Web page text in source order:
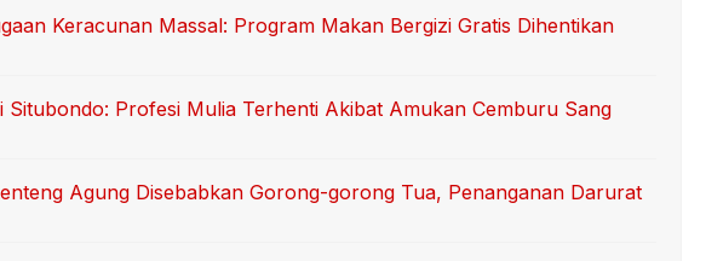
Keracunan Massal: Program Makan Bergizi Gratis Dihentikan
Situbondo: Profesi Mulia Terhenti Akibat Amukan Cemburu Sang
Agung Disebabkan Gorong-gorong Tua, Penanganan Darurat